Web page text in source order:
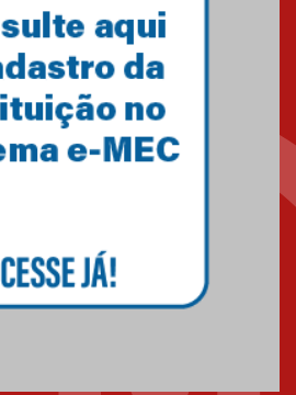
Como os pais podem investir
na educação dos filhos além da
escola
docentes para debater
inovação e desafios da
educação superior
04.08.2026